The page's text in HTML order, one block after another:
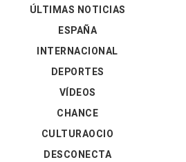
ÚLTIMAS NOTICIAS
ESPAÑA
INTERNACIONAL
DEPORTES
VÍDEOS
CHANCE
CULTURAOCIO
DESCONECTA